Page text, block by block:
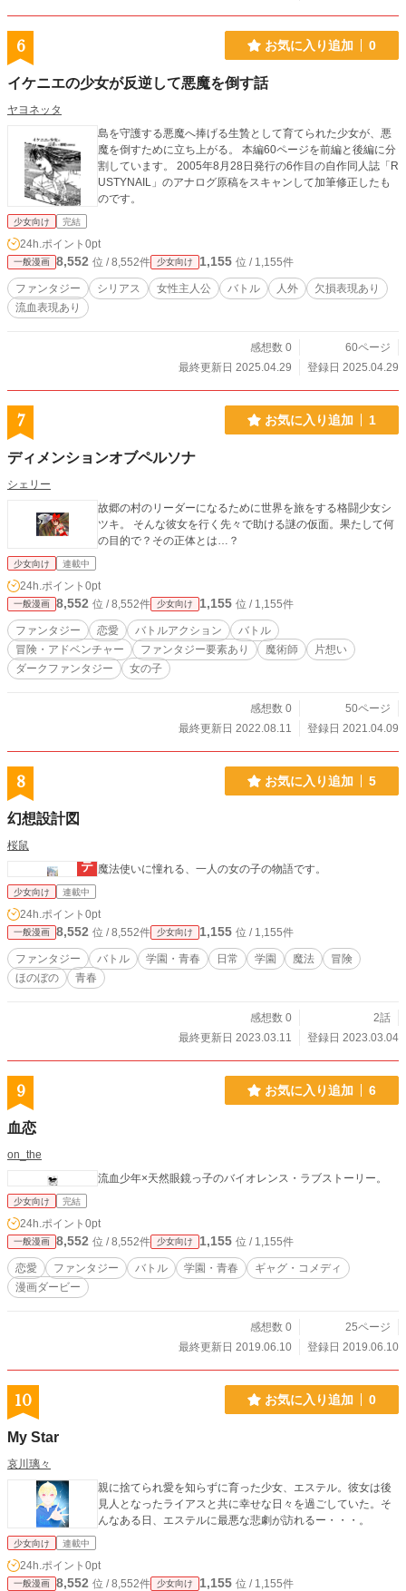
6 お気に入り追加 0
イケニエの少女が反逆して悪魔を倒す話
ヤヨネッタ
島を守護する悪魔へ捧げる生贄として育てられた少女が、悪
魔を倒すために立ち上がる。 本編60ページを前編と後編に分
割しています。 2005年8月28日発行の6作目の自作同人誌「R
USTYNAIL」のアナログ原稿をスキャンして加筆修正したも
のです。
少女向け 完結
24h.ポイント 0pt
一般漫画 8,552 位 / 8,552件 少女向け 1,155 位 / 1,155件
ファンタジー シリアス 女性主人公 バトル 人外
欠損表現あり
流血表現あり
感想数 0
60ページ
最終更新日 2025.04.29
登録日 2025.04.29
7 お気に入り追加 1
ディメンションオブペルソナ
シェリー
故郷の村のリーダーになるために世界を旅をする格闘少女シ
ツキ。 そんな彼女を行く先々で助ける謎の仮面。果たして何
の目的で？その正体とは…？
少女向け 連載中
24h.ポイント 0pt
一般漫画 8,552 位 / 8,552件 少女向け 1,155 位 / 1,155件
ファンタジー 恋愛 バトルアクション
バトル
冒険・アドベンチャー
ファンタジー要素あり 魔術師
片想い
ダークファンタジー
女の子
感想数 0
50ページ
最終更新日 2022.08.11
登録日 2021.04.09
8 お気に入り追加 5
幻想設計図
桜鼠
魔法使いに憧れる、一人の女の子の物語です。
少女向け 連載中
24h.ポイント 0pt
一般漫画 8,552 位 / 8,552件 少女向け 1,155 位 / 1,155件
ファンタジー バトル 学園・青春 日常 学園 魔法
冒険
ほのぼの
青春
感想数 0
2話
最終更新日 2023.03.11
登録日 2023.03.04
9 お気に入り追加 6
血恋
on_the
流血少年×天然眼鏡っ子のバイオレンス・ラブストーリー。
少女向け 完結
24h.ポイント 0pt
一般漫画 8,552 位 / 8,552件 少女向け 1,155 位 / 1,155件
恋愛 ファンタジー バトル 学園・青春
ギャグ・コメディ
漫画ダービー
感想数 0
25ページ
最終更新日 2019.06.10
登録日 2019.06.10
10 お気に入り追加 0
My Star
哀川璃々
親に捨てられ愛を知らずに育った少女、エステル。彼女は後
見人となったライアスと共に幸せな日々を過ごしていた。そ
んなある日、エステルに最悪な悲劇が訪れるー・・・。
少女向け 連載中
24h.ポイント 0pt
一般漫画 8,552 位 / 8,552件 少女向け 1,155 位 / 1,155件